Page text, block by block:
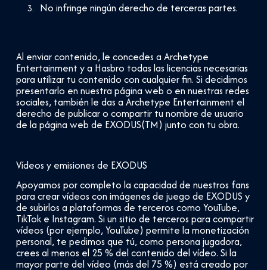
No infringe ningún derecho de terceras partes.
Al enviar contenido, le concedes a Archetype
Entertainment y a Hasbro todas las licencias necesarias
para utilizar tu contenido con cualquier fin. Si decidimos
presentarlo en nuestra página web o en nuestras redes
sociales, también le das a Archetype Entertainment el
derecho de publicar o compartir tu nombre de usuario
de la página web de EXODUS(TM) junto con tu obra.
Vídeos y emisiones de EXODUS
Apoyamos por completo la capacidad de nuestros fans
para crear vídeos con imágenes de juego de EXODUS y
de subirlos a plataformas de terceros como YouTube,
TikTok e Instagram. Si un sitio de terceros para compartir
vídeos (por ejemplo, YouTube) permite la monetización
personal, te pedimos que tú, como persona jugadora,
crees al menos el 25 % del contenido del vídeo. Si la
mayor parte del vídeo (más del 75 %) está creado por